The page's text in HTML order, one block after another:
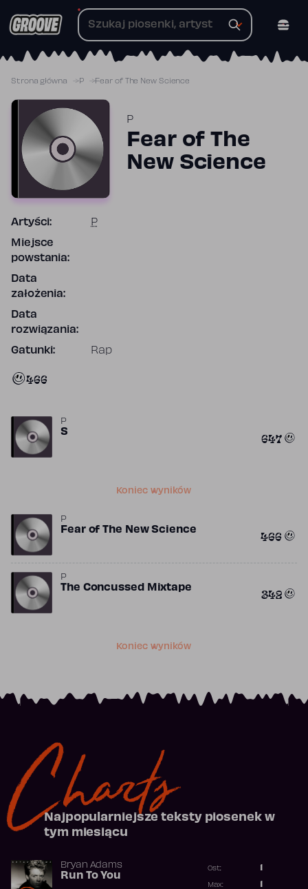
do
Strona główna P Fear of The New Science
P
Fear of The
New Science
Artyści: P
Miejsce
powstania:
Data
założenia:
Data
rozwiązania:
Gatunki: Rap
466
P
S 647
Koniec wyników
P
Fear of The New Science 466
P
The Concussed Mixtape 342
Koniec wyników
Charts
Najpopularniejsze teksty piosenek w
tym miesiącu
Bryan Adams
Run To You
Ost.:
Max: